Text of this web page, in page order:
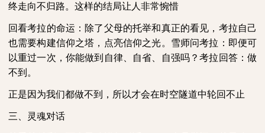
终走向不归路。这样的结局让人非常惋惜
回看考拉的命运：除了父母的托举和真正的看见，考拉自己
也需要构建信仰之塔，点亮信仰之光。雪师问考拉：即便可
以重过一次，你能做到自律、自省、自强吗？考拉回答：做
不到。
正是因为我们都做不到，所以才会在时空隧道中轮回不止
三、灵魂对话